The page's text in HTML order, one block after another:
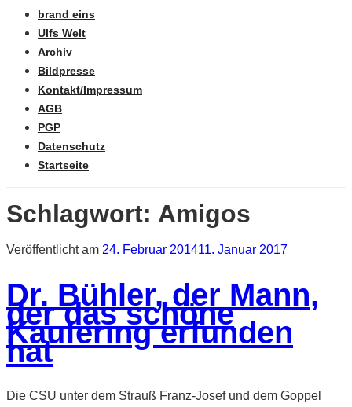
brand eins
Ulfs Welt
Archiv
Bildpresse
Kontakt/Impressum
AGB
PGP
Datenschutz
Startseite
Schlagwort: Amigos
Veröffentlicht am 24. Februar 201411. Januar 2017
Dr. Bühler, der Mann,
der das schöne
Kaufering erfunden
hat
Die CSU unter dem Strauß Franz-Josef und dem Goppel